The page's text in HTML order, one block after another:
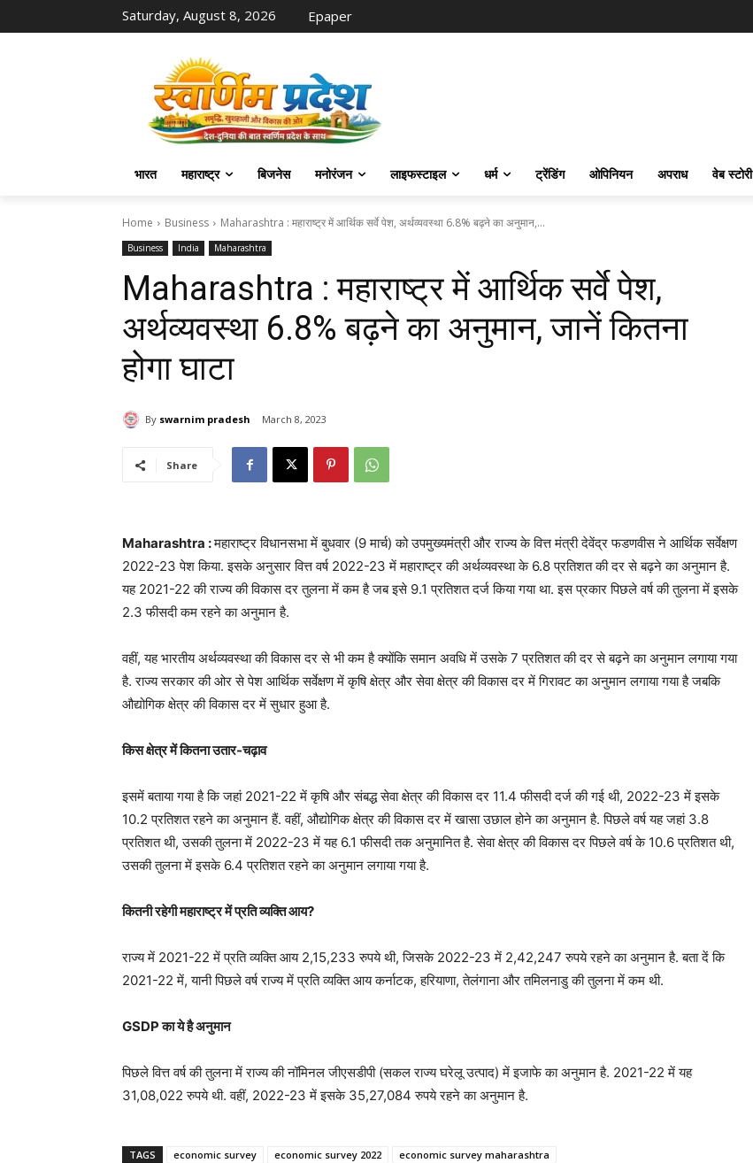
Saturday, August 8, 2026 Epaper
भारत महाराष्ट्र बिजनेस मनोरंजन लाइफस्‍टाइल धर्म ट्रेंडिंग ओपिनियन अपराध वेब स्टोरी
Home Business Maharashtra : महाराष्ट्र में आर्थिक सर्वे पेश, अर्थव्यवस्था 6.8% बढ़ने का अनुमान,...
Business India Maharashtra
Maharashtra : महाराष्ट्र में आर्थिक सर्वे पेश,
अर्थव्यवस्था 6.8% बढ़ने का अनुमान, जानें कितना
होगा घाटा
By swarnim pradesh March 8, 2023
Share
Maharashtra :महाराष्ट्र विधानसभा में बुधवार (9 मार्च) को उपमुख्यमंत्री और राज्य के वित्त मंत्री देवेंद्र फडणवीस ने आर्थिक सर्वेक्षण
2022-23 पेश किया. इसके अनुसार वित्त वर्ष 2022-23 में महाराष्ट्र की अर्थव्यवस्था के 6.8 प्रतिशत की दर से बढ़ने का अनुमान है.
यह 2021-22 की राज्य की विकास दर तुलना में कम है जब इसे 9.1 प्रतिशत दर्ज किया गया था. इस प्रकार पिछले वर्ष की तुलना में इसके
2.3 फीसदी कम रहने का अनुमान है.
वहीं, यह भारतीय अर्थव्यवस्था की विकास दर से भी कम है क्योंकि समान अवधि में उसके 7 प्रतिशत की दर से बढ़ने का अनुमान लगाया गया
है. राज्य सरकार की ओर से पेश आर्थिक सर्वेक्षण में कृषि क्षेत्र और सेवा क्षेत्र की विकास दर में गिरावट का अनुमान लगाया गया है जबकि
औद्योगिक क्षेत्र की विकास दर में सुधार हुआ है.
किस क्षेत्र में कितना उतार-चढ़ाव
इसमें बताया गया है कि जहां 2021-22 में कृषि और संबद्ध सेवा क्षेत्र की विकास दर 11.4 फीसदी दर्ज की गई थी, 2022-23 में इसके
10.2 प्रतिशत रहने का अनुमान हैं. वहीं, औद्योगिक क्षेत्र की विकास दर में खासा उछाल होने का अनुमान है. पिछले वर्ष यह जहां 3.8
प्रतिशत थी, उसकी तुलना में 2022-23 में यह 6.1 फीसदी तक अनुमानित है. सेवा क्षेत्र की विकास दर पिछले वर्ष के 10.6 प्रतिशत थी,
उसकी तुलना में इसके 6.4 प्रतिशत रहने का अनुमान लगाया गया है.
कितनी रहेगी महाराष्ट्र में प्रति व्यक्ति आय?
राज्य में 2021-22 में प्रति व्यक्ति आय 2,15,233 रुपये थी, जिसके 2022-23 में 2,42,247 रुपये रहने का अनुमान है. बता दें कि
2021-22 में, यानी पिछले वर्ष राज्य में प्रति व्यक्ति आय कर्नाटक, हरियाणा, तेलंगाना और तमिलनाडु की तुलना में कम थी.
GSDP का ये है अनुमान
पिछले वित्त वर्ष की तुलना में राज्य की नॉमिनल जीएसडीपी (सकल राज्य घरेलू उत्पाद) में इजाफे का अनुमान है. 2021-22 में यह
31,08,022 रुपये थी. वहीं, 2022-23 में इसके 35,27,084 रुपये रहने का अनुमान है.
TAGS economic survey economic survey 2022
economic survey maharashtra